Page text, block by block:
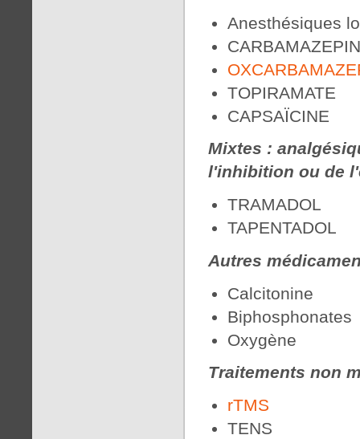
Anesthésiques
TOPIRAMATE
CAPSAÏCINE
Mixtes :
l'inhibition ou de
TRAMADOL
TAPENTADOL
Autres
Calcitonine
Biphosphonates
Oxygène
Traitements non
rTMS
TENS